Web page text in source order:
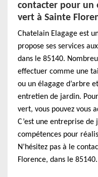
contacter pour un
vert à Sainte
Chatelain Elagage est
propose ses services
dans le 85140.
effectuer comme une
ou un élagage d’arbre
entretien de jardin.
vert, vous pouvez vous
C’est une entreprise
compétences pour
N’hésitez pas à le
Florence, dans le 85140.